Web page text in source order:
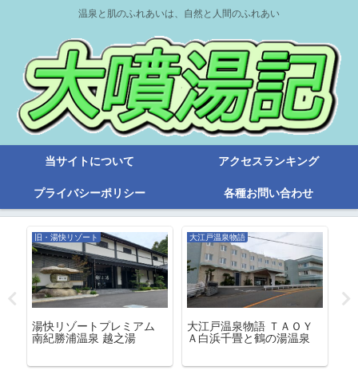
温泉と肌のふれあいは、自然と人間のふれあい
当サイトについて アクセスランキング
プライバシーポリシー 各種お問い合わせ
旧・湯快リゾート
湯快リゾートプレミアム
南紀勝浦温泉 越之湯
大江戸温泉物語
大江戸温泉物語 ＴＡＯＹ
Ａ白浜千畳と鶴の湯温泉